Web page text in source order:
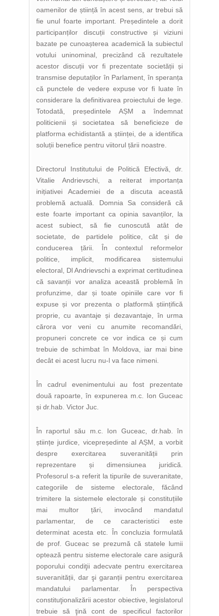
oamenilor de știință în acest sens, ar trebui să
fie unul foarte important. Președintele a dorit
participanților discuții constructive și viziuni
bazate pe cunoașterea academică la subiectul
votului uninominal, precizând că rezultatele
acestor discuții vor fi prezentate societății și
transmise deputaților în Parlament, în speranța
că punctele de vedere expuse vor fi luate în
considerare la definitivarea proiectului de lege.
Totodată, președintele AȘM a îndemnat
politicienii și societatea să beneficieze de
platforma echidistantă a științei, de a identifica
soluții benefice pentru viitorul țării noastre.
Directorul Institutului de Politică Efectivă, dr.
Vitalie Andrievschi, a reiterat importanța
inițiativei Academiei de a discuta această
problemă actuală. Domnia Sa consideră că
este foarte important ca opinia savanților, la
acest subiect, să fie cunoscută atât de
societate, de partidele politice, cât și de
conducerea țării. În contextul reformelor
politice, implicit, modificarea sistemului
electoral, Dl Andrievschi a exprimat certitudinea
că savanții vor analiza această problemă în
profunzime, dar și toate opiniile care vor fi
expuse și vor prezenta o platformă științifică
proprie, cu avantaje și dezavantaje, în urma
cărora vor veni cu anumite recomandări,
propuneri concrete ce vor indica ce și cum
trebuie de schimbat în Moldova, iar mai bine
decât ei acest lucru nu-l va face nimeni.
În cadrul evenimentului au fost prezentate
două rapoarte, în expunerea m.c. Ion Guceac
și dr.hab. Victor Juc.
În raportul său m.c. Ion Guceac, dr.hab. în
științe jurdice, vicepreședinte al AȘM, a vorbit
despre exercitarea suveranității prin
reprezentare și dimensiunea juridică.
Profesorul s-a referit la tipurile de suveranitate,
categoriile de sisteme electorale, făcând
trimitere la sistemele electorale și constituțiile
mai multor țări, invocând mandatul
parlamentar, de ce caracteristici este
determinat acesta etc. În concluzia formulată
de prof. Guceac se prezumă că statele lumii
optează pentru sisteme electorale care asigură
poporului condiţii adecvate pentru exercitarea
suveranității, dar şi garanții pentru exercitarea
mandatului parlamentar. În perspectiva
constituţionalizării acestor obiective, legislatorul
trebuie să ţină cont de specificul factorilor